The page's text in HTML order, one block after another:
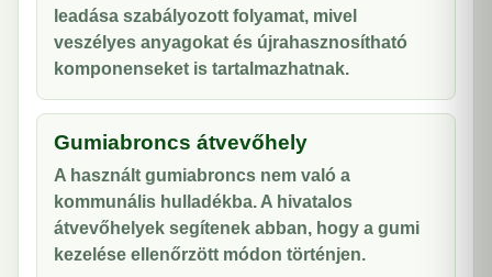
leadása szabályozott folyamat, mivel
veszélyes anyagokat és újrahasznosítható
komponenseket is tartalmazhatnak.
Gumiabroncs átvevőhely
A használt gumiabroncs nem való a
kommunális hulladékba. A hivatalos
átvevőhelyek segítenek abban, hogy a gumi
kezelése ellenőrzött módon történjen.